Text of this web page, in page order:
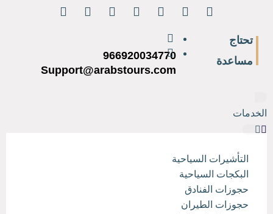
تحتاج
مساعدة
966920034770
Support@arabstours.com
الخدمات
التأشيرات السياحية
البكجات السياحية
حجوزات الفنادق
حجوزات الطيران